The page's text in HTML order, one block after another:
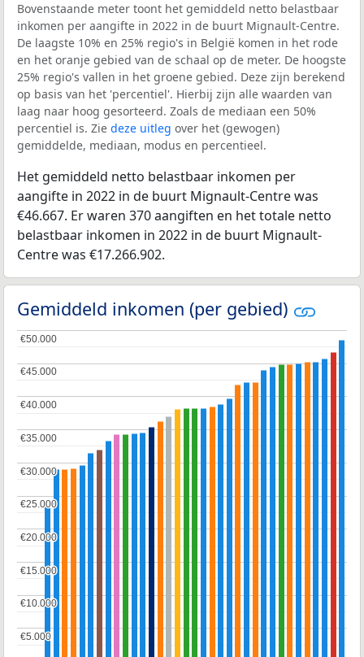
Bovenstaande meter toont het gemiddeld netto belastbaar
inkomen per aangifte in 2022 in de buurt Mignault-Centre.
De laagste 10% en 25% regio's in België komen in het rode
en het oranje gebied van de schaal op de meter. De hoogste
25% regio's vallen in het groene gebied. Deze zijn berekend
op basis van het 'percentiel'. Hierbij zijn alle waarden van
laag naar hoog gesorteerd. Zoals de mediaan een 50%
percentiel is. Zie deze uitleg over het (gewogen)
gemiddelde, mediaan, modus en percentieel.
Het gemiddeld netto belastbaar inkomen per
aangifte in 2022 in de buurt Mignault-Centre was
€46.667. Er waren 370 aangiften en het totale netto
belastbaar inkomen in 2022 in de buurt Mignault-
Centre was €17.266.902.
Gemiddeld inkomen (per gebied)
€5.000
€5.000
€10.000
€10.000
€15.000
€15.000
€20.000
€20.000
€25.000
€25.000
€30.000
€30.000
€35.000
€35.000
€40.000
€40.000
€45.000
€45.000
€50.000
€50.000